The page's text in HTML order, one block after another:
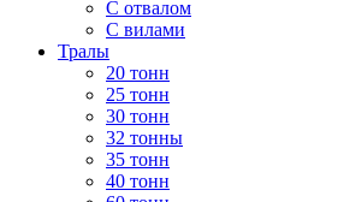
С отвалом
С вилами
Тралы
20 тонн
25 тонн
30 тонн
32 тонны
35 тонн
40 тонн